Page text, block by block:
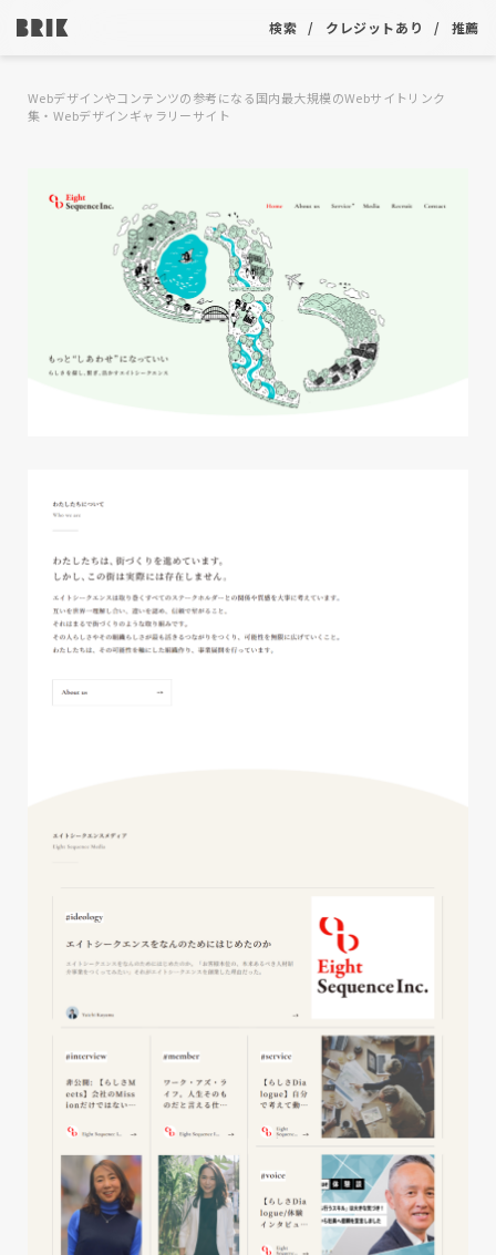
検索 クレジットあり 推薦
Webデザインやコンテンツの参考になる国内最大規模のWebサイトリンク
集・Webデザインギャラリーサイト